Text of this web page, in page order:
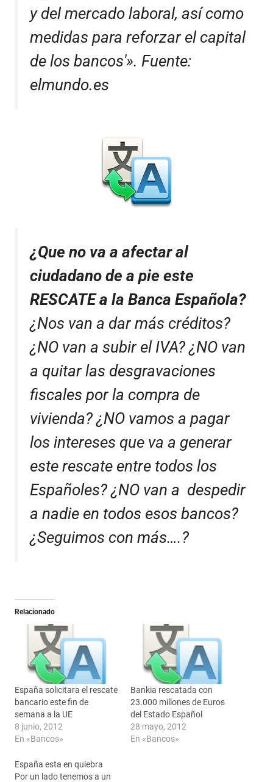
y del mercado laboral, así como
medidas para reforzar el capital
de los bancos'». Fuente:
elmundo.es
¿Que no va a afectar al
ciudadano de a pie este
RESCATE a la Banca Española?
¿Nos van a dar más créditos?
¿NO van a subir el IVA? ¿NO van
a quitar las desgravaciones
fiscales por la compra de
vivienda? ¿NO vamos a pagar
los intereses que va a generar
este rescate entre todos los
Españoles? ¿NO van a despedir
a nadie en todos esos bancos?
¿Seguimos con más….?
Relacionado
España solicitara el rescate
bancario este fin de
semana a la UE
8 junio, 2012
En «Bancos»
Bankia rescatada con
23.000 millones de Euros
del Estado Español
28 mayo, 2012
En «Bancos»
España esta en quiebra
Por un lado tenemos a un